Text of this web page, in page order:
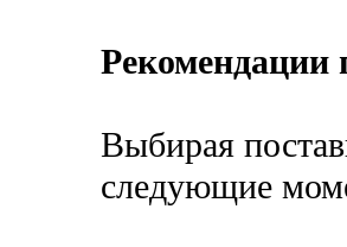
Рекомендации
Выбирая
следующие